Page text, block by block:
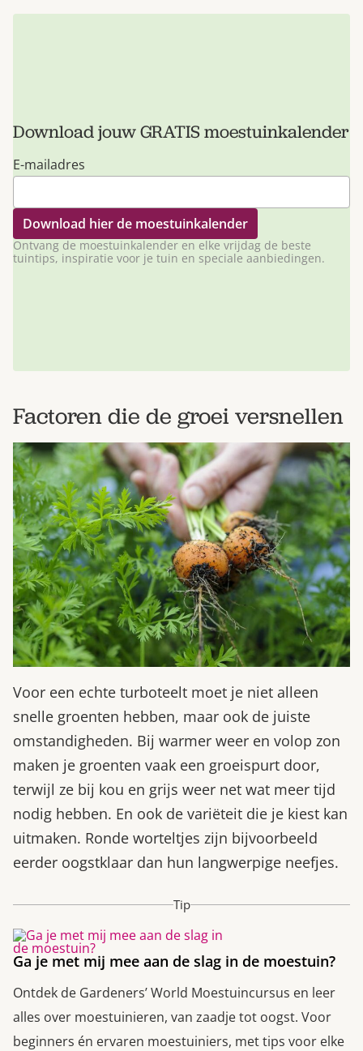
Download jouw GRATIS moestuinkalender
E-mailadres
Ontvang de moestuinkalender en elke vrijdag de beste
tuintips, inspiratie voor je tuin en speciale aanbiedingen.
Factoren die de groei versnellen
Voor een echte turboteelt moet je niet alleen
snelle groenten hebben, maar ook de juiste
omstandigheden. Bij warmer weer en volop zon
maken je groenten vaak een groeispurt door,
terwijl ze bij kou en grijs weer net wat meer tijd
nodig hebben. En ook de variëteit die je kiest kan
uitmaken. Ronde worteltjes zijn bijvoorbeeld
eerder oogstklaar dan hun langwerpige neefjes.
Tip
Ga je met mij mee aan de slag in de moestuin?
Ontdek de Gardeners’ World Moestuincursus en leer
alles over moestuinieren, van zaadje tot oogst. Voor
beginners én ervaren moestuiniers, met tips voor elke